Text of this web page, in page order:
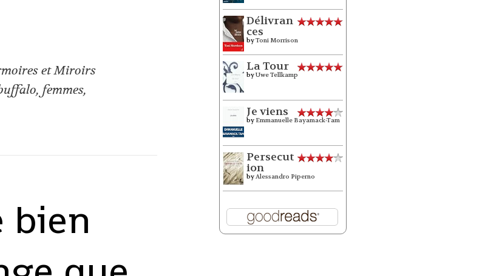
et Miroirs
,femmes,
bien
Délivran
ces
byToni Morrison
La Tour
byUwe Tellkamp
Je viens
by Emmanuelle Bayamack-Tam
Persecut
ion
byAlessandro Piperno